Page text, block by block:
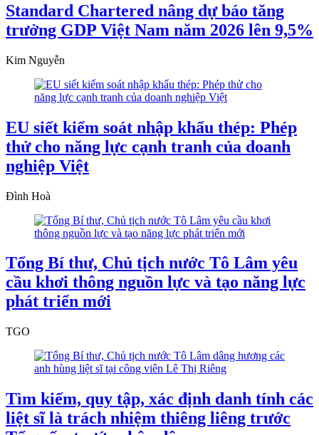
Standard Chartered nâng dự báo tăng
trưởng GDP Việt Nam năm 2026 lên 9,5%
Kim Nguyễn
EU siết kiểm soát nhập khẩu thép: Phép
thử cho năng lực cạnh tranh của doanh
nghiệp Việt
Đình Hoà
Tổng Bí thư, Chủ tịch nước Tô Lâm yêu
cầu khơi thông nguồn lực và tạo năng lực
phát triển mới
TGO
Tìm kiếm, quy tập, xác định danh tính các
liệt sĩ là trách nhiệm thiêng liêng trước